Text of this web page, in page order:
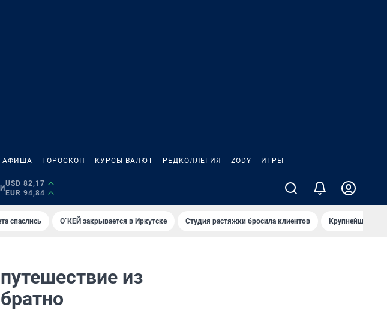
АФИША ГОРОСКОП КУРСЫ ВАЛЮТ РЕДКОЛЛЕГИЯ ZODY ИГРЫ
USD 82,17
EUR 94,84
спаслись О`КЕЙ закрывается в Иркутске Студия растяжки бросила клиентов Крупнейшие
из